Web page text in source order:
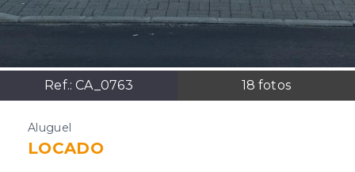
Ref.: CA_0763 18 fotos
Aluguel
LOCADO